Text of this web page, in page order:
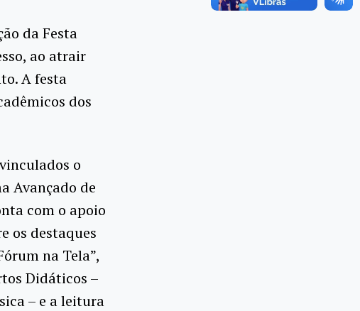
da Festa
ao atrair
A festa
dos
o
Avançado de
com o apoio
os destaques
na Tela”,
Didáticos –
– e a leitura